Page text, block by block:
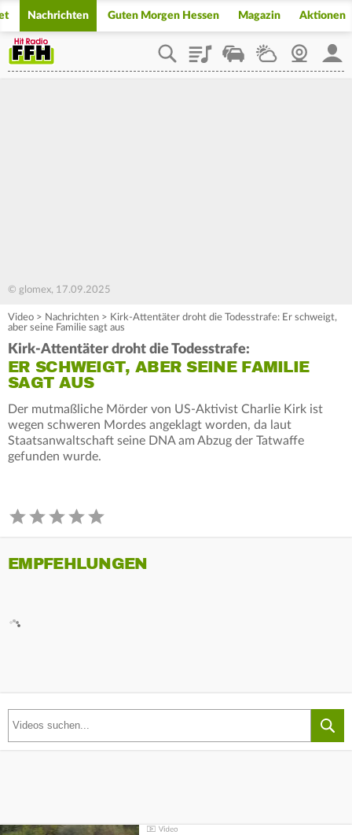
Nachrichten Guten Morgen Hessen Magazin Aktionen
PlaylistStaupilotWetterWebcam
© glomex, 17.09.2025
Video > Nachrichten > Kirk-Attentäter droht die Todesstrafe: Er schweigt,
aber seine Familie sagt aus
Kirk-Attentäter droht die Todesstrafe:
ER SCHWEIGT, ABER SEINE FAMILIE
SAGT AUS
Der mutmaßliche Mörder von US-Aktivist Charlie Kirk ist
wegen schweren Mordes angeklagt worden, da laut
Staatsanwaltschaft seine DNA am Abzug der Tatwaffe
gefunden wurde.
EMPFEHLUNGEN